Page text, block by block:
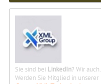
Sie sind bei LinkedIn? Wir auch.
Werden Sie Mitglied in unserer